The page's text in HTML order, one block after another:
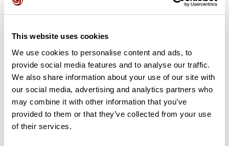
This website uses cookies
We use cookies to personalise content and ads, to
provide social media features and to analyse our traffic.
We also share information about your use of our site with
our social media, advertising and analytics partners who
may combine it with other information that you’ve
provided to them or that they’ve collected from your use
of their services.
Avis des utilisateurs
Soyez le premier à ajouter un avis !
Ajouter un avis
Résumé